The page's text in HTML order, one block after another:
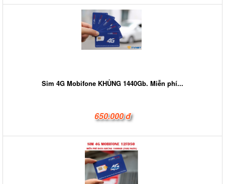
Sim 4G Mobifone KHỦNG 1440Gb. Miễn phí...
650.000 đ